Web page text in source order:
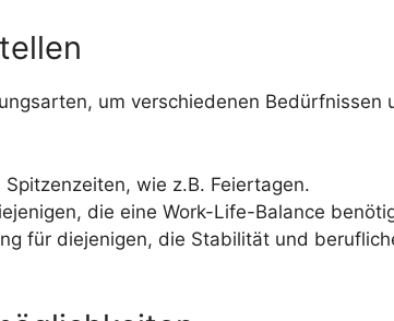
um verschiedenen Bedürfnissen
wie z.B. Feiertagen.
die eine Work-Life-Balance
für diejenigen, die Stabilität und